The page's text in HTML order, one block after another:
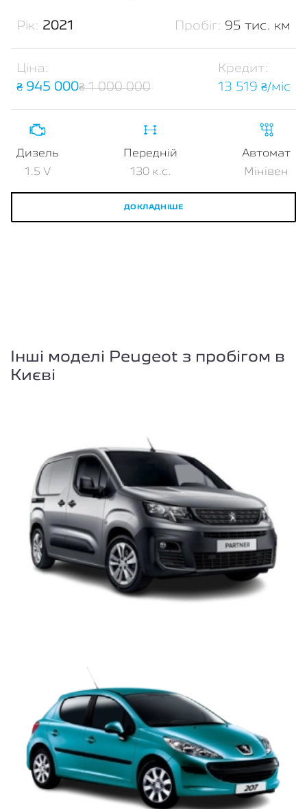
Рік: 2021 Пробіг: 95 тис. км
Ціна:
₴ 945 000₴ 1 000 000
Кредит:
13 519 ₴/міс
Дизель
1.5 V
Передній
130 к.с.
Автомат
Мінівен
ДОКЛАДНІШЕ
Інші моделі Peugeot з пробігом в
Києві